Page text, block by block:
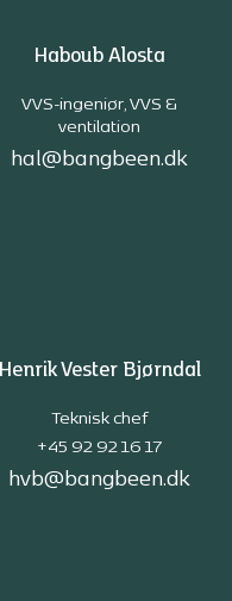
Haboub Alosta
VVS-ingeniør, VVS &
ventilation
hal@bangbeen.dk
Henrik Vester Bjørndal
Teknisk chef
+45 92 92 16 17
hvb@bangbeen.dk